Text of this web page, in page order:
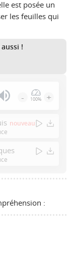
est posée un
les feuilles qui
!
Enter
- 100% +
nouveau
: